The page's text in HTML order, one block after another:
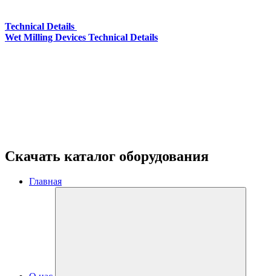
Technical Details
Wet Milling Devices Technical Details
Скачать каталог оборудования
Главная